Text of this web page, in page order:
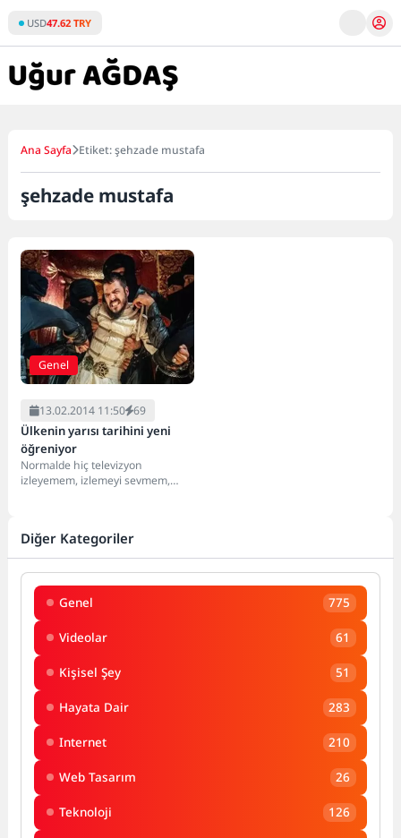
content
USD47.62 TRY
Ana Sayfa Etiket: şehzade mustafa
şehzade mustafa
Genel
13.02.2014 11:50 69
Ülkenin yarısı tarihini yeni
öğreniyor
Normalde hiç televizyon
izleyemem, izlemeyi sevmem,
Diğer Kategoriler
Genel 775
Videolar 61
Kişisel Şey 51
Hayata Dair 283
Internet 210
Web Tasarım 26
Teknoloji 126